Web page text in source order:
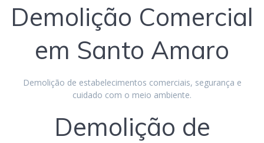
Demolição Comercial
em Santo Amaro
Demolição de estabelecimentos comerciais, segurança e
cuidado com o meio ambiente.
Demolição de